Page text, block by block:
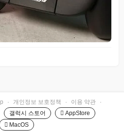
· 개인정보 보호정책 · 이용 약관
·
갤럭시 스토어
 AppStore
 MacOS